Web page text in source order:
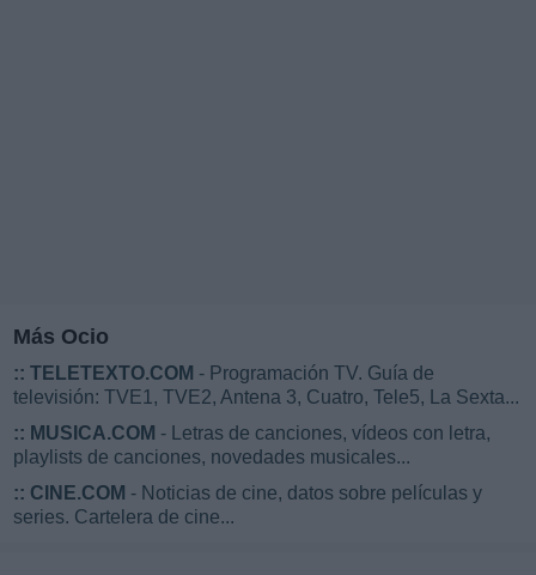
Más Ocio
:: TELETEXTO.COM - Programación TV. Guía de
televisión: TVE1, TVE2, Antena 3, Cuatro, Tele5, La Sexta...
:: MUSICA.COM - Letras de canciones, vídeos con letra,
playlists de canciones, novedades musicales...
:: CINE.COM - Noticias de cine, datos sobre películas y
series. Cartelera de cine...